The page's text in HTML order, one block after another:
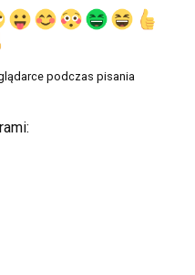
podczas pisania